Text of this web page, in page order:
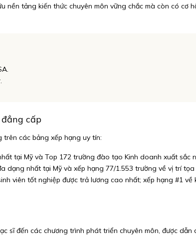
nền tảng kiến thức chuyên môn vững chắc mà còn có
cấp
trên các bảng xếp hạng uy tín:
tại Mỹ và Top 172 trường đào tạo Kinh doanh xuất sắc
dạng nhất tại Mỹ và xếp hạng 77/1.553 trường về vị trí
viên tốt nghiệp được trả lương cao nhất; xếp hạng #1
sĩ đến các chương trình phát triển chuyên môn, được